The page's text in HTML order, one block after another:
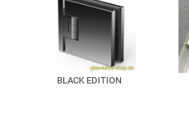
BLACK EDITION